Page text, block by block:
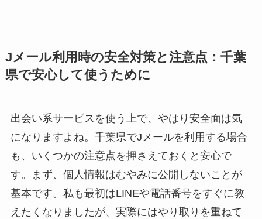
Jメール利用時の安全対策と注意点：千葉
県で安心して使うために
出会い系サービスを使う上で、やはり安全面は気
になりますよね。千葉県でJメールを利用する場合
も、いくつかの注意点を押さえておくと安心で
す。まず、個人情報はむやみに公開しないことが
基本です。私も最初はLINEや電話番号をすぐに教
えたくなりましたが、実際にはやり取りを重ねて